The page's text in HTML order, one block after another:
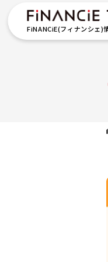
FiNANCiE(フィナンシェ)